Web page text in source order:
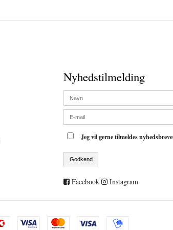
Nyhedstilmelding
Jeg vil gerne tilmeldes
Godkend
Facebook Instagram